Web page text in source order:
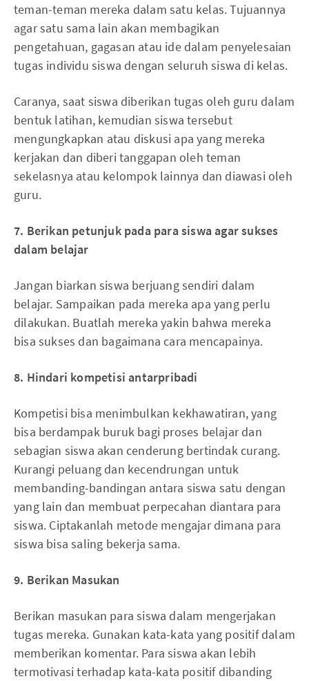
teman-teman mereka dalam satu kelas. Tujuannya
agar satu sama lain akan membagikan
pengetahuan, gagasan atau ide dalam penyelesaian
tugas individu siswa dengan seluruh siswa di kelas.
Caranya, saat siswa diberikan tugas oleh guru dalam
bentuk latihan, kemudian siswa tersebut
mengungkapkan atau diskusi apa yang mereka
kerjakan dan diberi tanggapan oleh teman
sekelasnya atau kelompok lainnya dan diawasi oleh
guru.
7. Berikan petunjuk pada para siswa agar sukses
dalam belajar
Jangan biarkan siswa berjuang sendiri dalam
belajar. Sampaikan pada mereka apa yang perlu
dilakukan. Buatlah mereka yakin bahwa mereka
bisa sukses dan bagaimana cara mencapainya.
8. Hindari kompetisi antarpribadi
Kompetisi bisa menimbulkan kekhawatiran, yang
bisa berdampak buruk bagi proses belajar dan
sebagian siswa akan cenderung bertindak curang.
Kurangi peluang dan kecendrungan untuk
membanding-bandingan antara siswa satu dengan
yang lain dan membuat perpecahan diantara para
siswa. Ciptakanlah metode mengajar dimana para
siswa bisa saling bekerja sama.
9. Berikan Masukan
Berikan masukan para siswa dalam mengerjakan
tugas mereka. Gunakan kata-kata yang positif dalam
memberikan komentar. Para siswa akan lebih
termotivasi terhadap kata-kata positif dibanding